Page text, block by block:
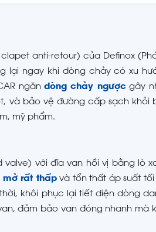
anti-retour) của Definox
lại ngay khi dòng chảy có xu
ngăndòng chảy ngược gây
và bảo vệ đường cấp sạch khỏi
mỹ phẩm.
valve) với đĩa van hồi vị bằng lò
mở rất thấpvà tổn thất áp suất
khôi phục lại tiết diện dòng
đảm bảo van đóng nhanh